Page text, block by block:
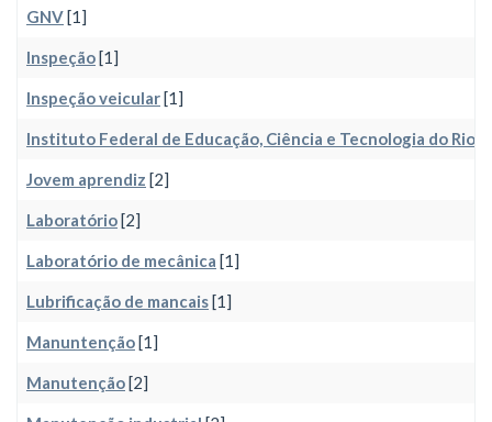
GNV[1]
Inspeção[1]
Inspeção veicular[1]
Instituto Federal de Educação, Ciência e Tecnologia do Rio
Jovem aprendiz [2]
Laboratório[2]
Laboratório de mecânica [1]
Lubrificação de mancais[1]
Manuntenção[1]
Manutenção[2]